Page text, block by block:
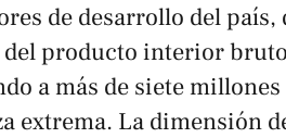
de desarrollo del
producto interior
a más de siete
extrema. La dimensión